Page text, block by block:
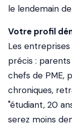
le lendemain
Votre profil
Les
précis :
chefs de PME,
chroniques,
"étudiant, 20
serez moins